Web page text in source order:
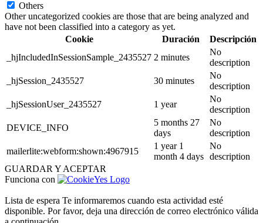
Others
Other uncategorized cookies are those that are being analyzed and
have not been classified into a category as yet.
Cookie
Duración
Descripción
_hjIncludedInSessionSample_2435527 2 minutes
No
description
_hjSession_2435527
30 minutes
No
description
_hjSessionUser_2435527
1 year
No
description
DEVICE_INFO
5 months 27
days
No
description
mailerlite:webform:shown:4967915
1 year 1
month 4 days
No
description
GUARDAR Y ACEPTAR
Funciona con
Lista de espera Te informaremos cuando esta actividad esté
disponible. Por favor, deja una dirección de correo electrónico válida